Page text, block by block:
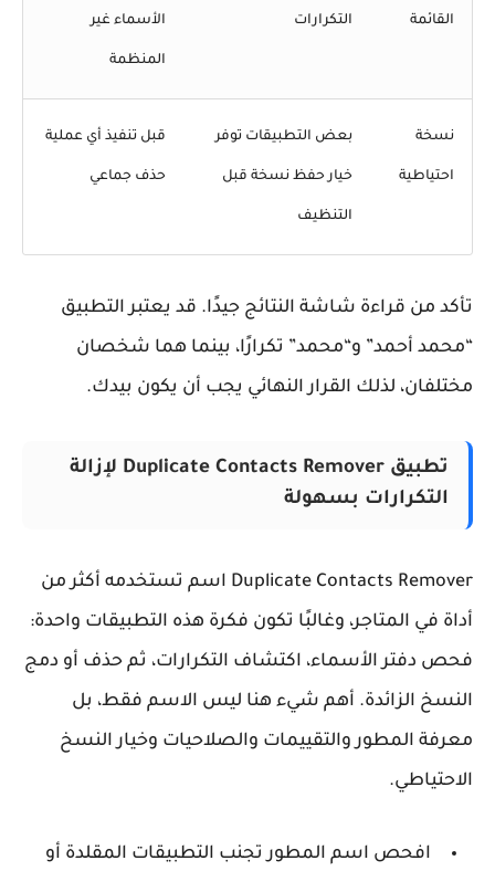
القائمة التكرارات الأسماء غير
المنظمة
نسخة
احتياطية
بعض التطبيقات توفر
خيار حفظ نسخة قبل
التنظيف
قبل تنفيذ أي عملية
حذف جماعي
من قراءة شاشة النتائج جيدًا. قد يعتبر التطبيق
أحمد” و“محمد” تكرارًا، بينما هما شخصان
لذلك القرار النهائي يجب أن يكون بيدك.
تطبيق Duplicate Contacts Remover لإزالة
التكرارات بسهولة
Duplicate Contacts Remover اسم تستخدمه أكثر من
في المتاجر، وغالبًا تكون فكرة هذه التطبيقات واحدة:
دفتر الأسماء، اكتشاف التكرارات، ثم حذف أو دمج
الزائدة. أهم شيء هنا ليس الاسم فقط، بل
المطور والتقييمات والصلاحيات وخيار النسخ
افحص اسم المطورتجنب التطبيقات المقلدة أو